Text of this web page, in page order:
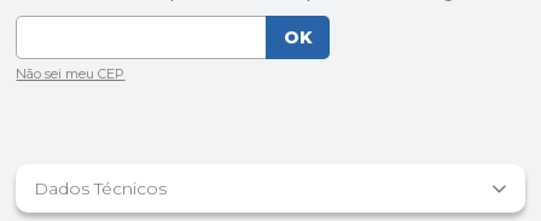
Dados Técnicos